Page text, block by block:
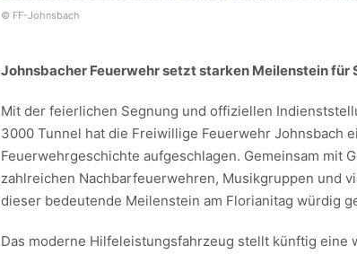
© FF-Johnsbach
Johnsbacher Feuerwehr setzt starken Meilenstein für
Mit der feierlichen Segnung und offiziellen
3000 Tunnel hat die Freiwillige Feuerwehr Johnsbach
Feuerwehrgeschichte aufgeschlagen. Gemeinsam mit
zahlreichen Nachbarfeuerwehren, Musikgruppen und
dieser bedeutende Meilenstein am Florianitag würdig
Das moderne Hilfeleistungsfahrzeug stellt künftig eine